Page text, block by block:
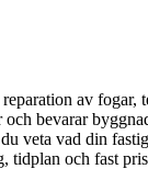
av fogar,
bevarar
veta vad din
tidplan och fast